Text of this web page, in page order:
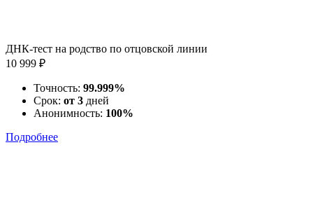
ДНК-тест на родство по отцовской линии
10 999 ₽
Точность: 99.999%
Срок: от 3 дней
Анонимность: 100%
Подробнее